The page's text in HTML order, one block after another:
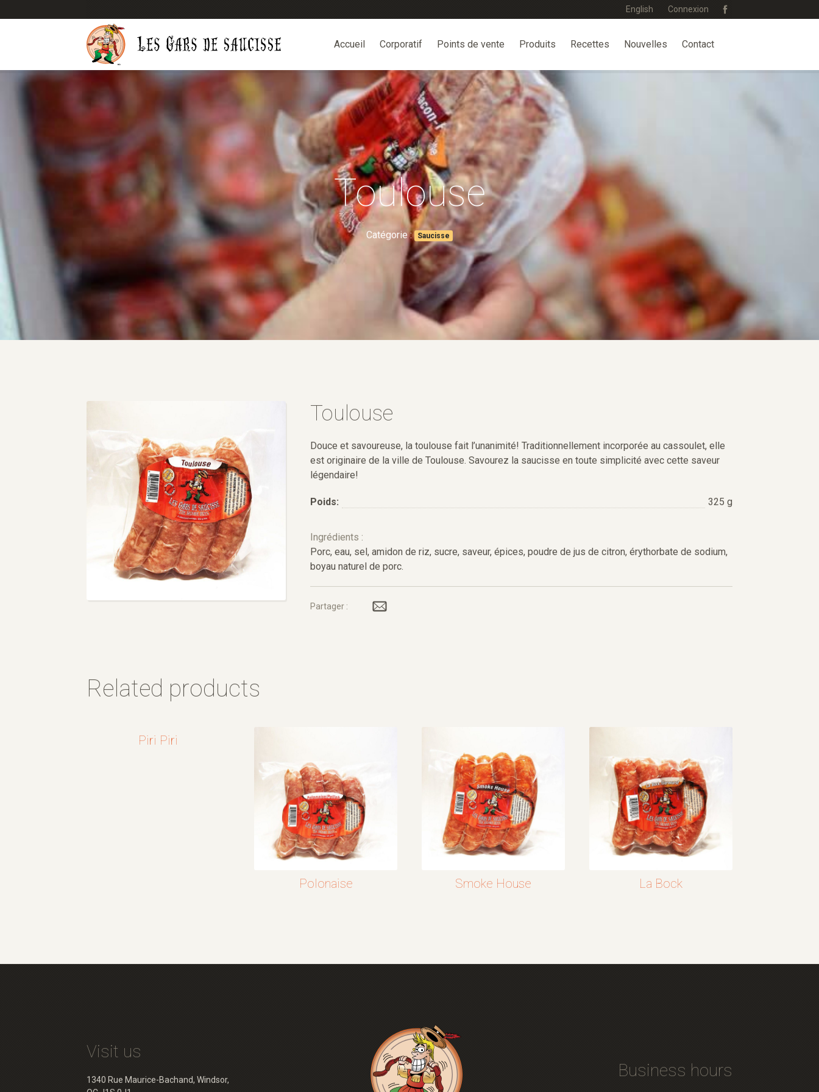
English Connexion
Accueil Corporatif Points de vente Produits Recettes Nouvelles Contact
Toulouse
Catégorie : Saucisse
Toulouse
Douce et savoureuse, la toulouse fait l’unanimité! Traditionnellement incorporée au cassoulet, elle
est originaire de la ville de Toulouse. Savourez la saucisse en toute simplicité avec cette saveur
légendaire!
Poids: 325 g
Ingrédients :
Porc, eau, sel, amidon de riz, sucre, saveur, épices, poudre de jus de citron, érythorbate de sodium,
boyau naturel de porc.
Partager :
Related products
Piri Piri
Polonaise Smoke House La Bock
Visit us
1340 Rue Maurice-Bachand, Windsor,
Business hours